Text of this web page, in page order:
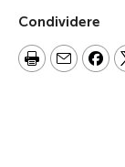
Condividere